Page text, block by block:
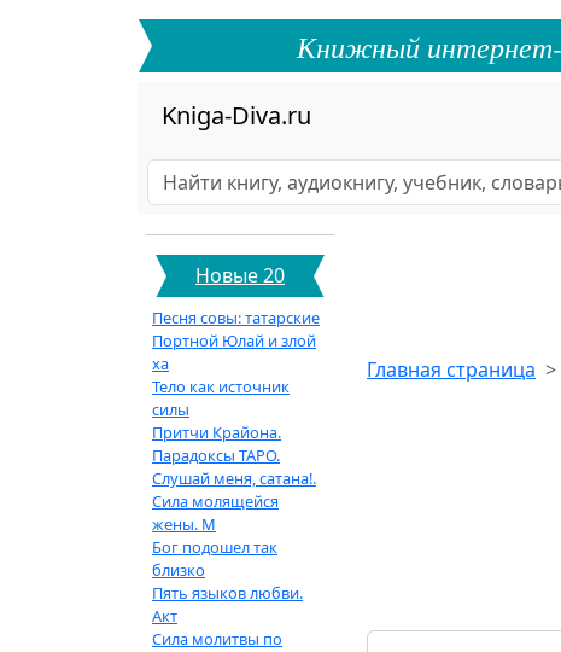
Книжный интернет-
Kniga-Diva.ru
Новые 20
Песня совы: татарские
Портной Юлай и злой
ха
Тело как источник
силы
Притчи Крайона.
Парадоксы ТАРО.
Слушай меня, сатана!.
Сила молящейся
жены. М
Бог подошел так
близко
Пять языков любви.
Акт
Сила молитвы по
Главная страница